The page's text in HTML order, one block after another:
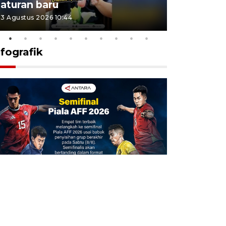
aturan baru
3 Agustus 2026 10:44